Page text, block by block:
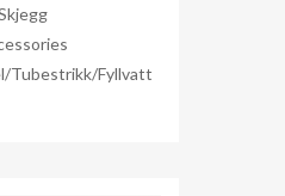
Tubestrikk/Fyllvatt